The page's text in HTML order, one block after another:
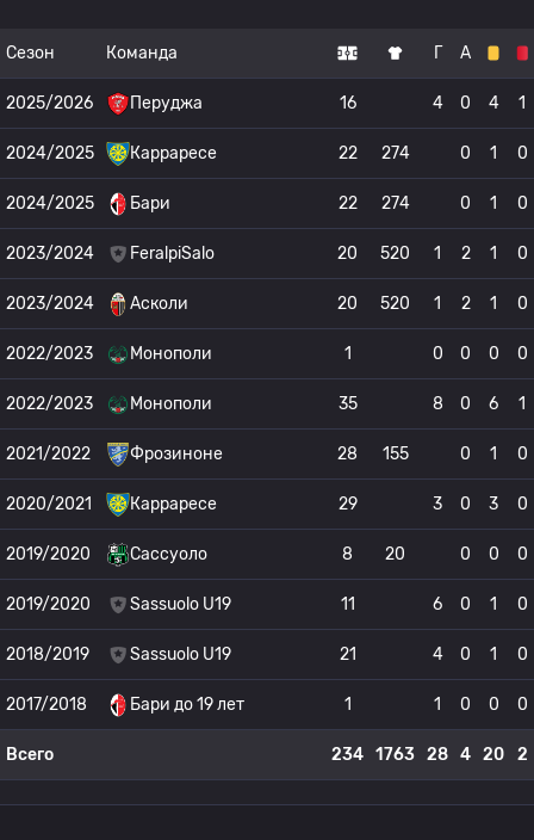
Сезон Команда Г А
2025/2026 Перуджа 16 4 0 4 1
2024/2025 Карраресе 22 274 0 1 0
2024/2025 Бари 22 274 0 1 0
2023/2024 FeralpiSalo 20 520 1 2 1 0
2023/2024 Асколи 20 520 1 2 1 0
2022/2023 Монополи 1 0 0 0 0
2022/2023 Монополи 35 8 0 6 1
2021/2022 Фрозиноне 28 155 0 1 0
2020/2021 Карраресе 29 3 0 3 0
2019/2020 Сассуоло 8 20 0 0 0
2019/2020 Sassuolo U19 11 6 0 1 0
2018/2019 Sassuolo U19 21 4 0 1 0
2017/2018 Бари до 19 лет 1 1 0 0 0
Всего 234 1763 28 4 20 2